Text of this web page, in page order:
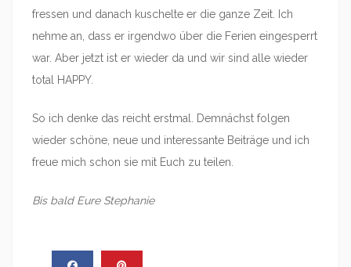
fressen und danach kuschelte er die ganze Zeit. Ich
nehme an, dass er irgendwo über die Ferien eingesperrt
war. Aber jetzt ist er wieder da und wir sind alle wieder
total HAPPY.
So ich denke das reicht erstmal. Demnächst folgen
wieder schöne, neue und interessante Beiträge und ich
freue mich schon sie mit Euch zu teilen.
Bis bald Eure Stephanie